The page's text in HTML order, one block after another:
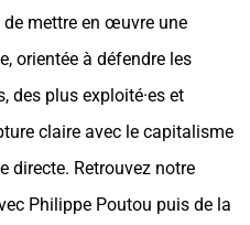
de mettre en œuvre une
orientée à défendre les
des plus exploité·es et
claire avec le capitalisme
directe. Retrouvez notre
Philippe Poutou puis de la